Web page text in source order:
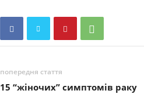
попередня стаття
15 “жіночих” симптомів раку